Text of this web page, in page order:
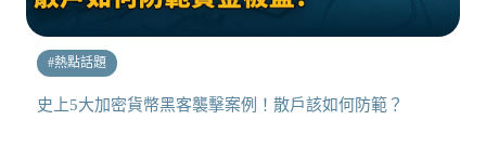
#熱點話題
史上5大加密貨幣黑客襲擊案例！散戶該如何防範？